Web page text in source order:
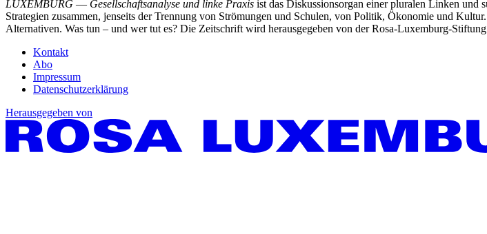
LUXEMBURG — Gesellschaftsanalyse und linke Praxis ist das Diskussionsorgan einer pluralen Linken und
Strategien zusammen, jenseits der Trennung von Strömungen und Schulen, von Politik, Ökonomie und
Alternativen. Was tun – und wer tut es? Die Zeitschrift wird herausgegeben von der Rosa-Luxemburg-
Kontakt
Abo
Impressum
Datenschutzerklärung
Herausgegeben von